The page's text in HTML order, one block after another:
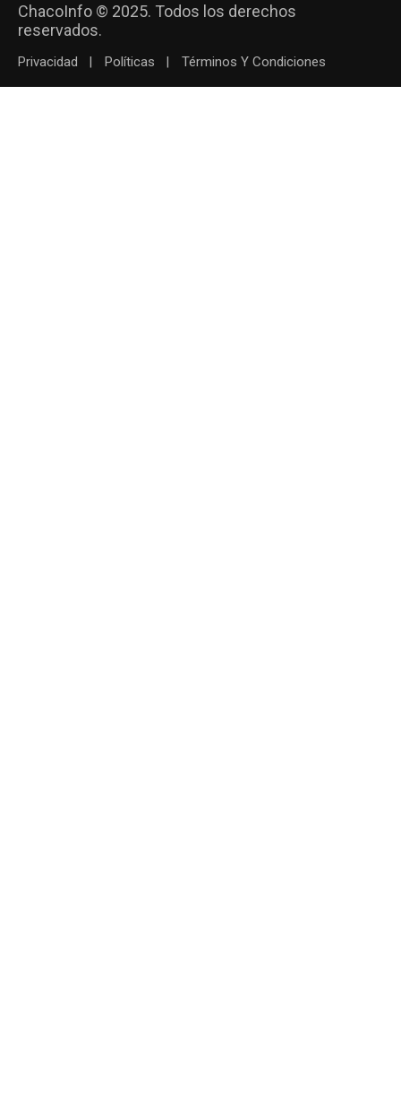
ChacoInfo © 2025. Todos los derechos
reservados.
Privacidad Políticas Términos Y Condiciones